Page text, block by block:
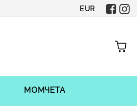
EUR
МОМЧЕТА